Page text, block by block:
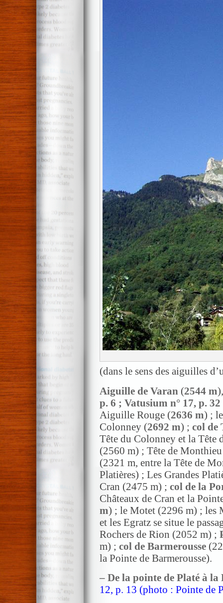
(dans le sens des aiguilles
Aiguille de Varan (2544 m
p. 6 ; Vatusium n° 17, p.
Aiguille Rouge (2636 m) ;
Colonney (2692 m) ; col de
Tête du Colonney et la Tête
(2560 m) ; Tête de
(2321 m, entre la Tête de
Platières) ; Les Grandes
Cran (2475 m) ; col de la
Châteaux de Cran et la
m) ; le Motet (2296 m) ; les
et les Egratz se situe le
Rochers de Rion (2052 m) ;
m) ; col de Barmerousse
la Pointe de Barmerousse).
– De la pointe de Platé à
12, p. 13 (photo : Pointe de